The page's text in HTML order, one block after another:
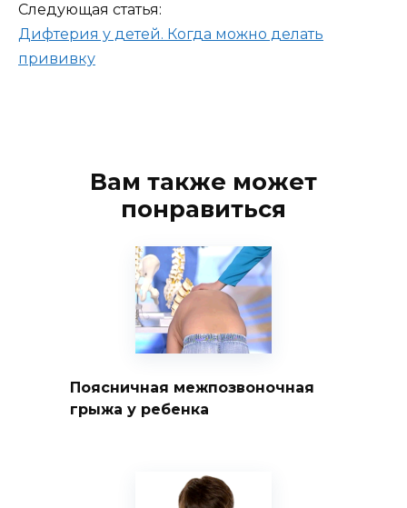
Следующая статья:
Дифтерия у детей. Когда можно делать
прививку
Вам также может
понравиться
Поясничная межпозвоночная
грыжа у ребенка